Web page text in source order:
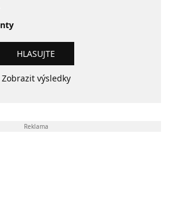
Zobrazit výsledky
Reklama